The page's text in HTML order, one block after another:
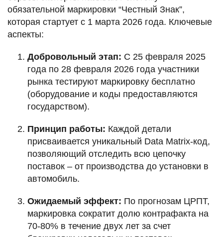
обязательной маркировки “Честный Знак”,
которая стартует с 1 марта 2026 года. Ключевые
аспекты:
Добровольный этап: С 25 февраля 2025
года по 28 февраля 2026 года участники
рынка тестируют маркировку бесплатно
(оборудование и коды предоставляются
государством).
Принцип работы: Каждой детали
присваивается уникальный Data Matrix-код,
позволяющий отследить всю цепочку
поставок – от производства до установки в
автомобиль.
Ожидаемый эффект: По прогнозам ЦРПТ,
маркировка сократит долю контрафакта на
70-80% в течение двух лет за счет